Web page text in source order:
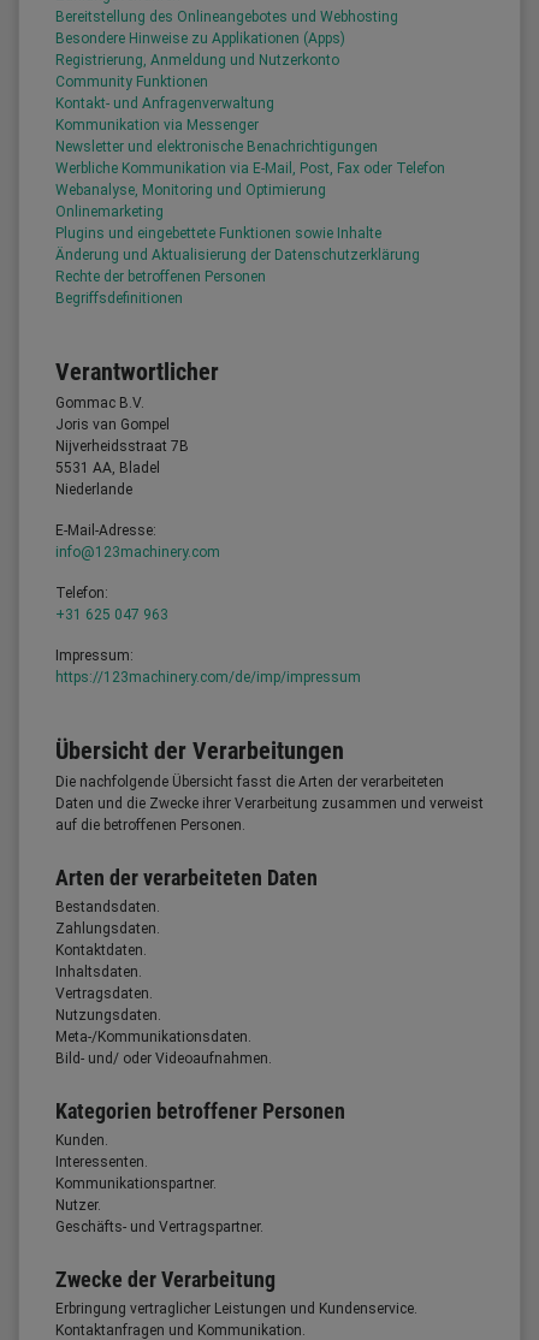
Bereitstellung des Onlineangebotes und Webhosting
Besondere Hinweise zu Applikationen (Apps)
Registrierung, Anmeldung und Nutzerkonto
Community Funktionen
Kontakt- und Anfragenverwaltung
Kommunikation via Messenger
Newsletter und elektronische Benachrichtigungen
Werbliche Kommunikation via E-Mail, Post, Fax oder Telefon
Webanalyse, Monitoring und Optimierung
Onlinemarketing
Plugins und eingebettete Funktionen sowie Inhalte
Änderung und Aktualisierung der Datenschutzerklärung
Rechte der betroffenen Personen
Begriffsdefinitionen
Verantwortlicher
Gommac B.V.
Joris van Gompel
Nijverheidsstraat 7B
5531 AA, Bladel
Niederlande
E-Mail-Adresse:
info@123machinery.com
Telefon:
+31 625 047 963
Impressum:
https://123machinery.com/de/imp/impressum
Übersicht der Verarbeitungen
Die nachfolgende Übersicht fasst die Arten der verarbeiteten
Daten und die Zwecke ihrer Verarbeitung zusammen und verweist
auf die betroffenen Personen.
Arten der verarbeiteten Daten
Bestandsdaten.
Zahlungsdaten.
Kontaktdaten.
Inhaltsdaten.
Vertragsdaten.
Nutzungsdaten.
Meta-/Kommunikationsdaten.
Bild- und/ oder Videoaufnahmen.
Kategorien betroffener Personen
Kunden.
Interessenten.
Kommunikationspartner.
Nutzer.
Geschäfts- und Vertragspartner.
Zwecke der Verarbeitung
Erbringung vertraglicher Leistungen und Kundenservice.
Kontaktanfragen und Kommunikation.